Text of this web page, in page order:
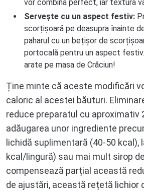
vor combina perfect, iar textura
Servește cu un aspect festiv:
scorțișoară pe deasupra înainte
paharul cu un bețișor de
portocală pentru un aspect
arate pe masa de Crăciun!
Ține minte că aceste modificări
caloric al acestei băuturi.
reduce preparatul cu aproximativ
adăugarea unor ingrediente
lichidă suplimentară (40-50 kcal),
kcal/lingură) sau mai mult sirop
compensează parțial această
de ajustări, această rețetă lichior